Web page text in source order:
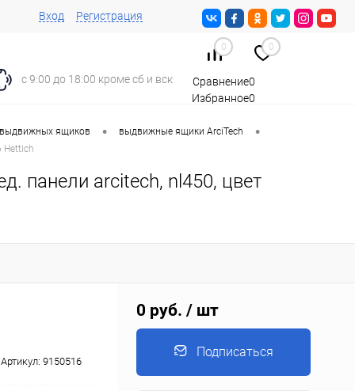
Вход Регистрация
с 9:00 до 18:00 кроме сб и вск
0 0
Сравнение0
Избранное0
ящиков • выдвижные ящики ArciTech •
Hettich
панели arcitech, nl450, цвет
Артикул: 9150516
0 руб. / шт
Подписаться